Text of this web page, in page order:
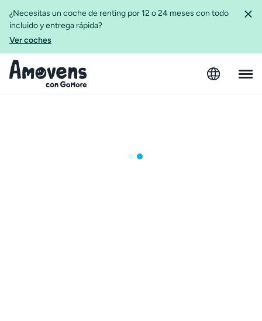
¿Necesitas un coche de renting por 12 o 24 meses con todo
incluido y entrega rápida?
Ver coches